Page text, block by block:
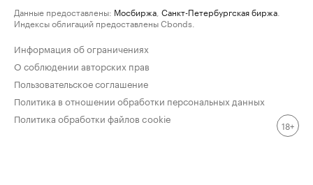
Данные предоставлены: Мосбиржа Санкт-Петербургская биржа
Индексы облигаций предоставлены Cbonds.
Информация об ограничениях
О соблюдении авторских прав
Пользовательское соглашение
Политика в отношении обработки персональных данных
Политика обработки файлов cookie
18+